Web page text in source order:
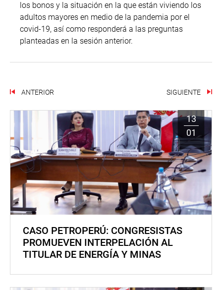
los bonos y la situación en la que están viviendo los
adultos mayores en medio de la pandemia por el
covid-19, así como responderá a las preguntas
planteadas en la sesión anterior.
ANTERIOR SIGUIENTE
13
01
CASO PETROPERÚ: CONGRESISTAS
PROMUEVEN INTERPELACIÓN AL
TITULAR DE ENERGÍA Y MINAS